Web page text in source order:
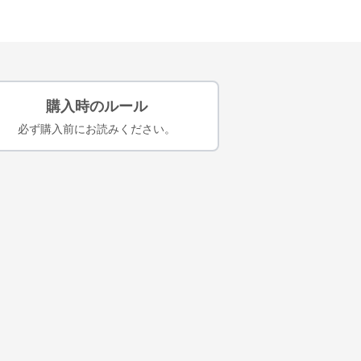
購入時のルール
必ず購入前にお読みください。